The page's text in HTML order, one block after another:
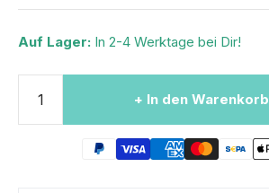
Auf Lager: In 2-4 Werktage bei Dir!
+ In den Warenkorb